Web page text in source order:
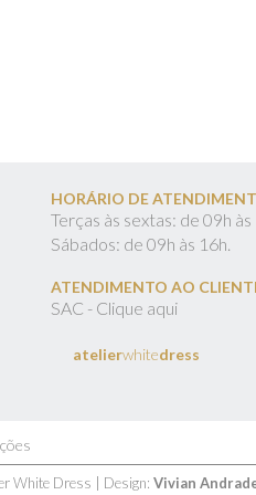
HORÁRIO DE
Terças às sextas: de 09h às
Sábados: de 09h às 16h.
ATENDIMENTO AO
SAC - Clique aqui
atelierwhitedress
White Dress | Design: Vivian